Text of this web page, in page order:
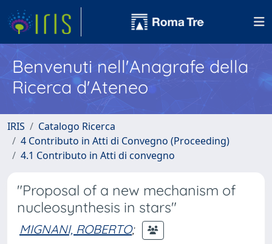
Benvenuti nell'Anagrafe della
Ricerca d'Ateneo
IRIS
Catalogo Ricerca
4 Contributo in Atti di Convegno (Proceeding)
4.1 Contributo in Atti di convegno
"Proposal of a new mechanism of
nucleosynthesis in stars"
MIGNANI, ROBERTO;